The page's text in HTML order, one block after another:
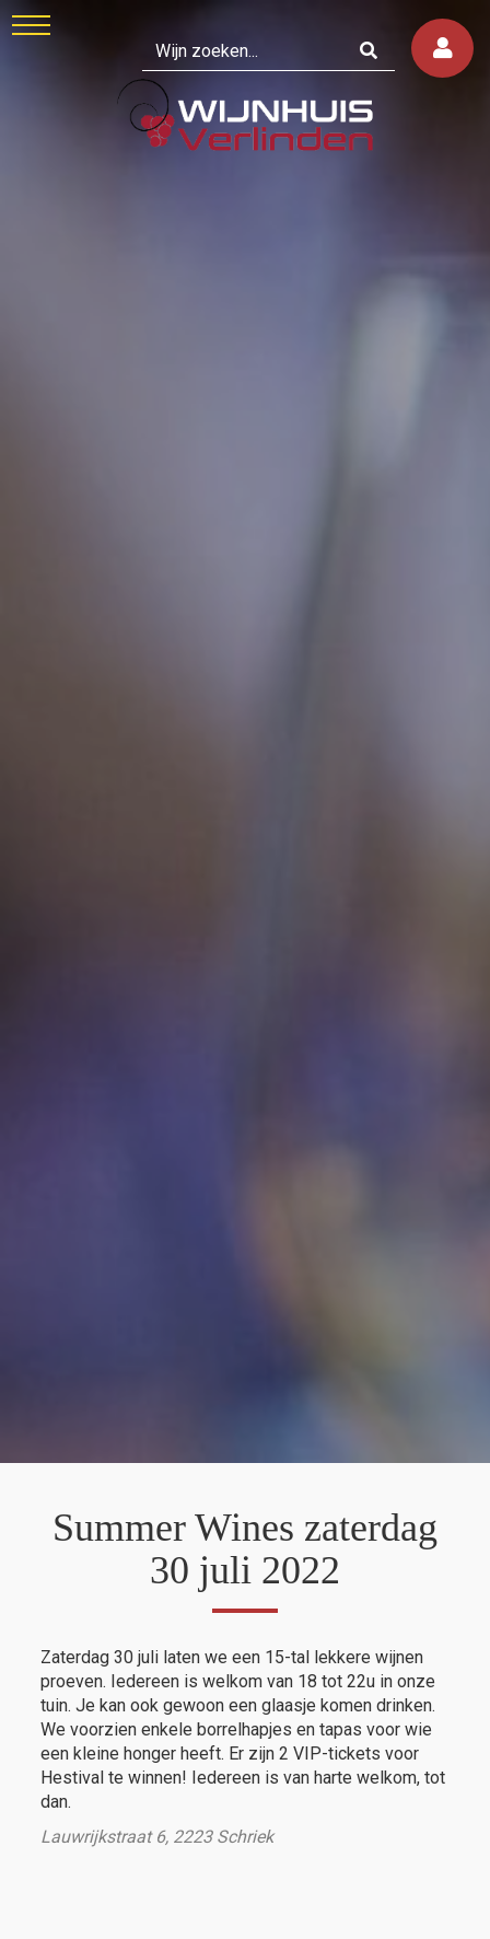
Summer Wines zaterdag
30 juli 2022
Zaterdag 30 juli laten we een 15-tal lekkere wijnen
proeven. Iedereen is welkom van 18 tot 22u in onze
tuin. Je kan ook gewoon een glaasje komen drinken.
We voorzien enkele borrelhapjes en tapas voor wie
een kleine honger heeft. Er zijn 2 VIP-tickets voor
Hestival te winnen! Iedereen is van harte welkom, tot
dan.
Lauwrijkstraat 6, 2223 Schriek